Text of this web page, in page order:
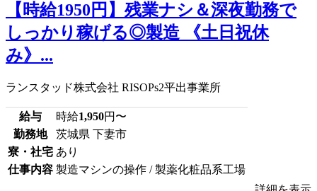
【時給1950円】残業ナシ＆深夜勤務で
しっかり稼げる◎製造 《土日祝休
み》...
ランスタッド株式会社 RISOPs2平出事業所
給与 時給1,950円〜
勤務地
茨城県 下妻市
寮・社宅 あり
仕事内容 製造マシンの操作 / 製薬化粧品系工場